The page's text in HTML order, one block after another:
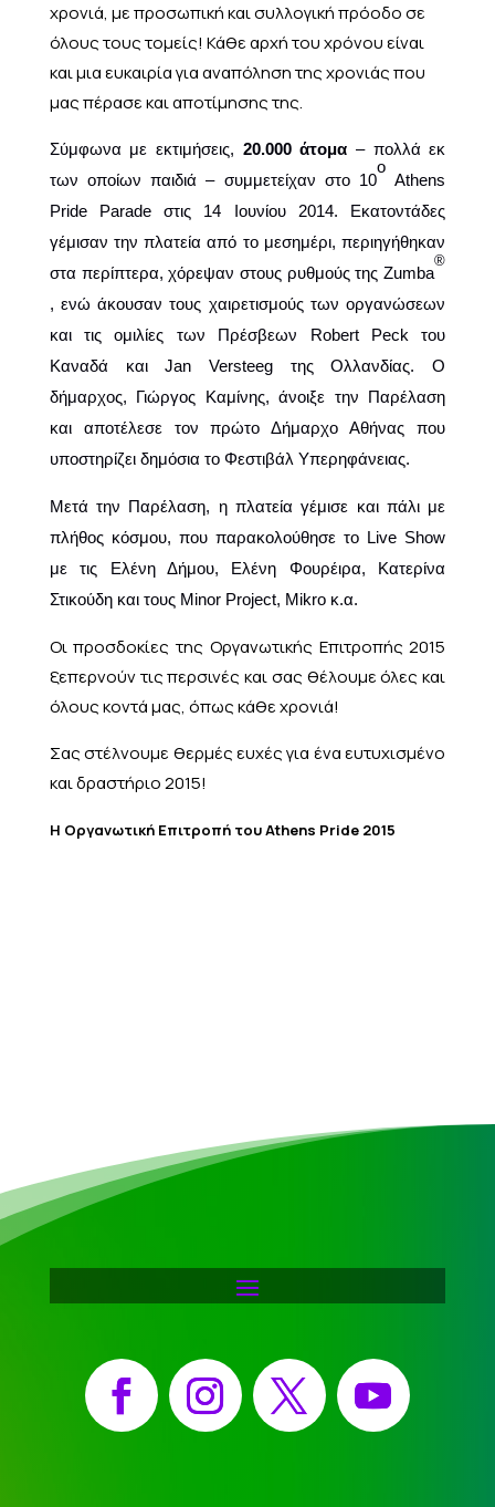
χρονιά, με προσωπική και συλλογική πρόοδο σε
όλους τους τομείς! Κάθε αρχή του χρόνου είναι
και μια ευκαιρία για αναπόληση της χρονιάς που
μας πέρασε και αποτίμησης της.
Σύμφωνα με εκτιμήσεις, 20.000 άτομα – πολλά εκ
των οποίων παιδιά – συμμετείχαν στο 10
ο
Athens
Pride
Parade στις 14 Ιουνίου
2014. Εκατοντάδες
γέμισαν την πλατεία από το μεσημέρι, περιηγήθηκαν
στα περίπτερα, χόρεψαν στους ρυθμούς τηςZumba
®
, ενώ άκουσαν τους χαιρετισμούς των οργανώσεων
και τις ομιλίες των Πρέσβεων Robert Peck του
Καναδά και Jan Versteeg της Ολλανδίας. Ο
δήμαρχος, Γιώργος Καμίνης, άνοιξε την Παρέλαση
και αποτέλεσε τον πρώτο Δήμαρχο Αθήνας που
υποστηρίζει δημόσια το Φεστιβάλ Υπερηφάνειας.
Μετά την Παρέλαση, η πλατεία γέμισε και πάλι με
πλήθος κόσμου, που παρακολούθησε το Live Show
με τις Ελένη Δήμου, Ελένη Φουρέιρα, Κατερίνα
Στικούδη και τους Minor Project, Mikroκ.α.
Οι προσδοκίες της Οργανωτικής Επιτροπής 2015
ξεπερνούν τις περσινές και σας θέλουμε όλες και
όλους κοντά μας, όπως κάθε χρονιά!
Σας στέλνουμε θερμές ευχές για ένα ευτυχισμένο
και δραστήριο 2015!
Η Οργανωτική Επιτροπή τουAthens Pride2015
Facebook Instagram X YouTube